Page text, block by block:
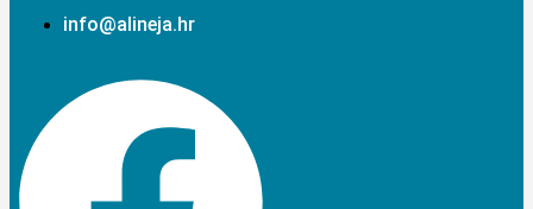
info@alineja.hr